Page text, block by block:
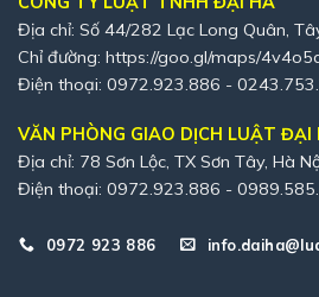
Địa chỉ: Số 44/282 Lạc Long Quân,
Chỉ đường: https://goo.gl/maps/
Điện thoại: 0972.923.886 -
VĂN PHÒNG GIAO DỊCH LUẬT ĐẠI
Địa chỉ: 78 Sơn Lộc, TX Sơn Tây, Hà
Điện thoại: 0972.923.886 -
0972 923 886